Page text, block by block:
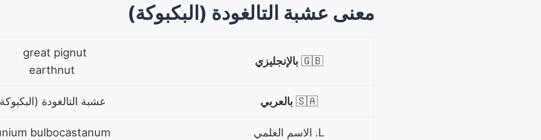
معنى عشبة التالغودة (البكبوكة)
🇬🇧 بالإنجليزي
earthnut
🇸🇦 بالعربي عشبة التالغودة
L. الاسم العلمي